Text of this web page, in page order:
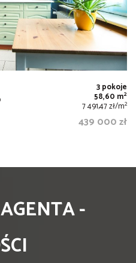
3 pokoje
58,60 m2
7 491,47 zł/m2
439 000 zł
-